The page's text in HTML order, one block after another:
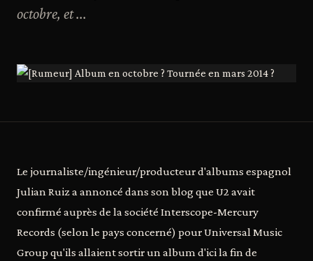
octobre, et ...
Le journaliste/ingénieur/producteur d'albums espagnol
Julian Ruiz a annoncé dans son blog que U2 avait
confirmé auprès de la société Interscope-Mercury
Records (selon le pays concerné) pour Universal Music
Group qu'ils allaient sortir un album d'ici la fin de